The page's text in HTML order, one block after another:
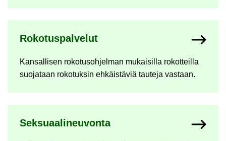
Ro­ko­tus­pal­ve­lut
Kan­sal­li­sen ro­ko­tus­oh­jel­man mu­kai­sil­la ro­kot­teil­la
suo­ja­taan ro­ko­tuk­sin eh­käis­tä­viä tau­te­ja vas­taan.
Sek­su­aa­li­neu­von­ta